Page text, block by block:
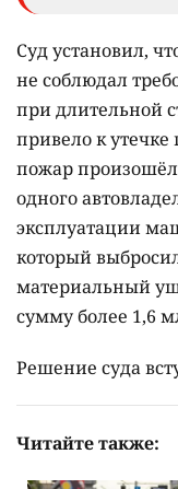
Суд установил,
не соблюдал
при длительной
привело к
пожар
одного
эксплуатации
который
материальный
сумму более 1,6
Решение суда
Читайте также: